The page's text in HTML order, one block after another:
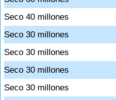
Seco 40 millones
Seco 30 millones
Seco 30 millones
Seco 30 millones
Seco 30 millones